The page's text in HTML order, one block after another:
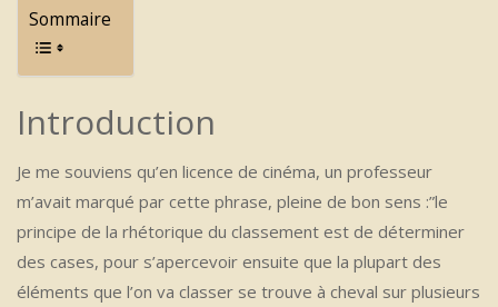
Sommaire
Introduction
Je me souviens qu’en licence de cinéma, un professeur
m’avait marqué par cette phrase, pleine de bon sens :”le
principe de la rhétorique du classement est de déterminer
des cases, pour s’apercevoir ensuite que la plupart des
éléments que l’on va classer se trouve à cheval sur plusieurs